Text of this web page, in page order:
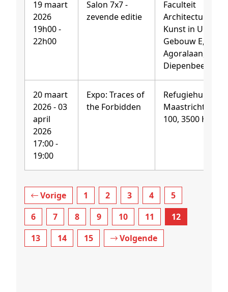
19 maart
2026
19h00 -
22h00
Salon 7x7 -
zevende editie
Faculteit
Architectuur en
Kunst in
Gebouw E,
Agoralaan, 3590
Diepenbeek
20 maart
2026 - 03
april
2026
17:00 -
19:00
Expo: Traces of
the Forbidden
Refugiehuis,
100, 3500
Vorige 1 2 3 4
5
6
7 8 9 10 11
12
13
14 15 Volgende